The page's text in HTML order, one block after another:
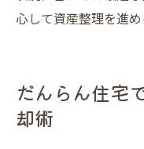
の秘訣
建物状況調査が
心して資産整理を進め
だんらん住宅
却術